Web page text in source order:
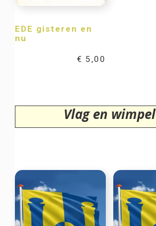
EDE gisteren en
nu
€ 5,00
Vlag en wimpel